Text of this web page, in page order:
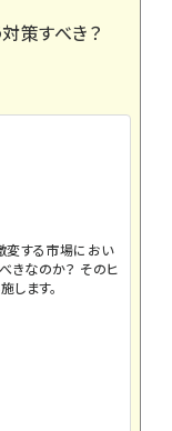
策すべき？
変する市場におい
きなのか？ そのヒ
します。